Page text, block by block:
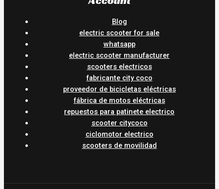
Blog
electric scooter for sale
whatsapp
electric scooter manufacturer
scooters electricos
fabricante city coco
proveedor de bicicletas eléctricas
fábrica de motos eléctricas
repuestos para patinete electrico
scooter citycoco
ciclomotor electrico
scooters de movilidad